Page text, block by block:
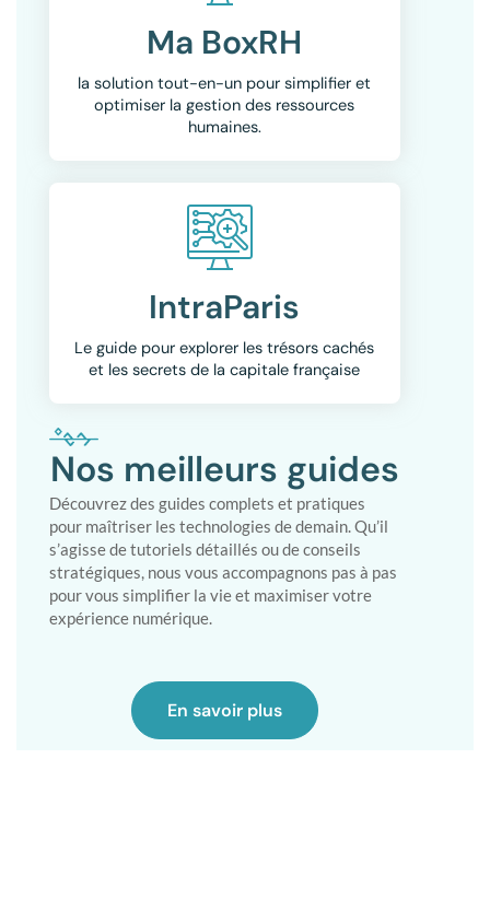
Ma BoxRH
la solution tout-en-un pour simplifier et
optimiser la gestion des ressources
humaines.
IntraParis
Le guide pour explorer les trésors cachés
et les secrets de la capitale française
Nos meilleurs guides
Découvrez des guides complets et pratiques
pour maîtriser les technologies de demain. Qu’il
s’agisse de tutoriels détaillés ou de conseils
stratégiques, nous vous accompagnons pas à pas
pour vous simplifier la vie et maximiser votre
expérience numérique.
En savoir plus